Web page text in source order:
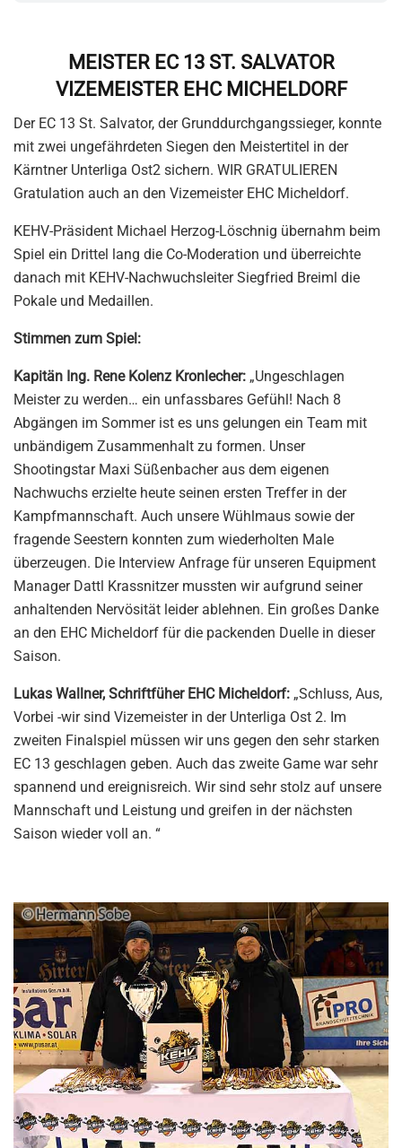
MEISTER EC 13 ST. SALVATOR
VIZEMEISTER EHC MICHELDORF
Der EC 13 St. Salvator, der Grunddurchgangssieger, konnte
mit zwei ungefährdeten Siegen den Meistertitel in der
Kärntner Unterliga Ost2 sichern. WIR GRATULIEREN
Gratulation auch an den Vizemeister EHC Micheldorf.
KEHV-Präsident Michael Herzog-Löschnig übernahm beim
Spiel ein Drittel lang die Co-Moderation und überreichte
danach mit KEHV-Nachwuchsleiter Siegfried Breiml die
Pokale und Medaillen.
Stimmen zum Spiel:
Kapitän Ing. Rene Kolenz Kronlecher: „Ungeschlagen
Meister zu werden… ein unfassbares Gefühl! Nach 8
Abgängen im Sommer ist es uns gelungen ein Team mit
unbändigem Zusammenhalt zu formen. Unser
Shootingstar Maxi Süßenbacher aus dem eigenen
Nachwuchs erzielte heute seinen ersten Treffer in der
Kampfmannschaft. Auch unsere Wühlmaus sowie der
fragende Seestern konnten zum wiederholten Male
überzeugen. Die Interview Anfrage für unseren Equipment
Manager Dattl Krassnitzer mussten wir aufgrund seiner
anhaltenden Nervösität leider ablehnen. Ein großes Danke
an den EHC Micheldorf für die packenden Duelle in dieser
Saison.
Lukas Wallner, Schriftfüher EHC Micheldorf: „Schluss, Aus,
Vorbei -wir sind Vizemeister in der Unterliga Ost 2. Im
zweiten Finalspiel müssen wir uns gegen den sehr starken
EC 13 geschlagen geben. Auch das zweite Game war sehr
spannend und ereignisreich. Wir sind sehr stolz auf unsere
Mannschaft und Leistung und greifen in der nächsten
Saison wieder voll an. “